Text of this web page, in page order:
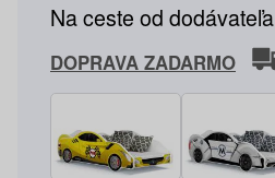
Na ceste od dodávateľa
DOPRAVA ZADARMO